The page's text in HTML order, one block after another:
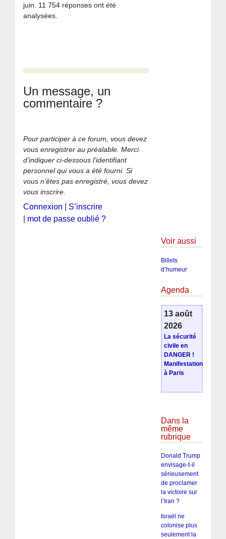
juin. 11 754 réponses ont été
analysées.
Un message, un
commentaire ?
Pour participer à ce forum, vous devez
vous enregistrer au préalable. Merci
d’indiquer ci-dessous l’identifiant
personnel qui vous a été fourni. Si
vous n’êtes pas enregistré, vous devez
vous inscrire.
Connexion
S’inscrire
mot de passe oublié ?
Voir aussi
Billets
d’humeur
Agenda
13 août
2026
La sécurité
civile en
DANGER !
Manifestation
à Paris
Dans la
même
rubrique
Donald Trump
envisage-t-il
sérieusement
de proclamer
la victoire sur
l’Iran ?
Israël ne
colonise plus
seulement la